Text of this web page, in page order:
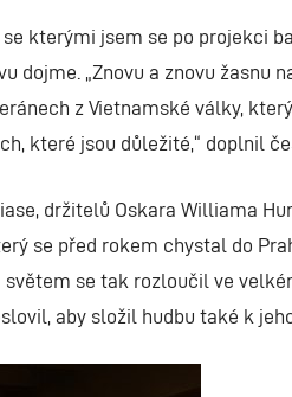
kterými jsem se po projekci
dojme. „Znovu a znovu žasnu
z Vietnamské války,
které jsou důležité,“ doplnil
držitelů Oskara Williama
se před rokem chystal do
se tak rozloučil ve
aby složil hudbu také k